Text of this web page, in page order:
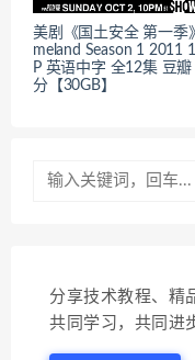
美剧《国土安全 第一季
meland Season 1 2011
P 英语中字 全12集 豆瓣
分【30GB】
分享技术教程、精
共同学习，共同进